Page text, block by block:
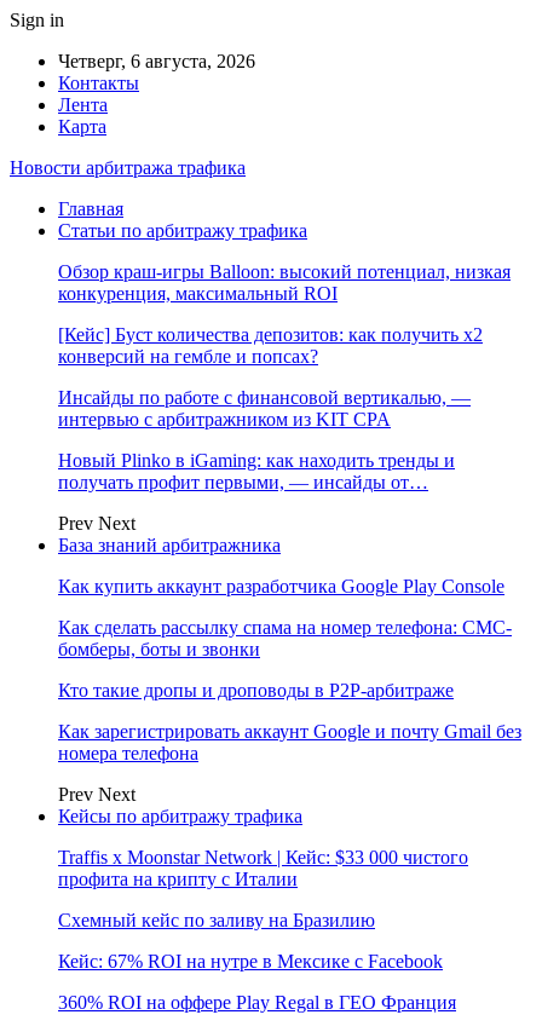
Sign in
Четверг, 6 августа, 2026
Контакты
Лента
Карта
Новости арбитража трафика
Главная
Статьи по арбитражу трафика
Обзор краш-игры Balloon: высокий потенциал, низкая
конкуренция, максимальный ROI
[Кейс] Буст количества депозитов: как получить х2
конверсий на гембле и попсах?
Инсайды по работе с финансовой вертикалью, —
интервью с арбитражником из KIT CPA
Новый Plinko в iGaming: как находить тренды и
получать профит первыми, — инсайды от…
Prev Next
База знаний арбитражника
Как купить аккаунт разработчика Google Play Console
Как сделать рассылку спама на номер телефона: СМС-
бомберы, боты и звонки
Кто такие дропы и дроповоды в P2P-арбитраже
Как зарегистрировать аккаунт Google и почту Gmail без
номера телефона
Prev Next
Кейсы по арбитражу трафика
Traffis x Moonstar Network | Кейс: $33 000 чистого
профита на крипту с Италии
Схемный кейс по заливу на Бразилию
Кейс: 67% ROI на нутре в Мексике с Facebook
360% ROI на оффере Play Regal в ГЕО Франция